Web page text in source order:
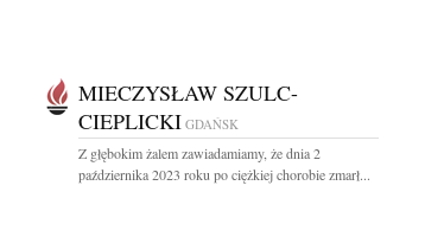
MIECZYSŁAW SZULC-
CIEPLICKI GDAŃSK
Z głębokim żalem zawiadamiamy, że dnia 2
października 2023 roku po ciężkiej chorobie zmarł...